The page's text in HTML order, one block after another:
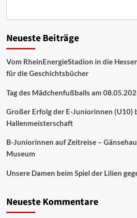
Neueste Beiträge
Vom RheinEnergieStadion in die
für die Geschichtsbücher
Tag des Mädchenfußballs am
Großer Erfolg der E-Juniorinnen (U10)
Hallenmeisterschaft
B-Juniorinnen auf Zeitreise –
Museum
Unsere Damen beim Spiel der Lilien
Neueste Kommentare